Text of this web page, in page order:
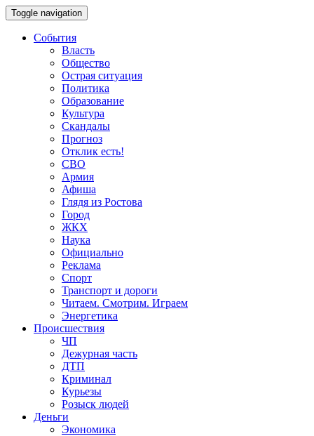
Toggle navigation
События
Власть
Общество
Острая ситуация
Политика
Образование
Культура
Скандалы
Прогноз
Отклик есть!
СВО
Армия
Афиша
Глядя из Ростова
Город
ЖКХ
Наука
Официально
Реклама
Спорт
Транспорт и дороги
Читаем. Смотрим. Играем
Энергетика
Происшествия
ЧП
Дежурная часть
ДТП
Криминал
Курьезы
Розыск людей
Деньги
Экономика